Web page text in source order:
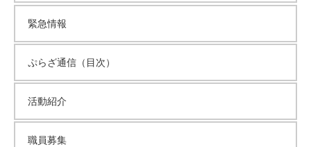
緊急情報
ぷらざ通信（目次）
活動紹介
職員募集